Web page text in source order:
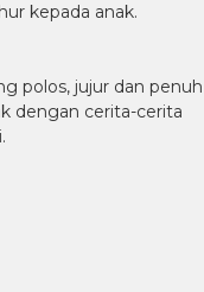
kepada anak.
polos, jujur dan penuh
dengan cerita-cerita